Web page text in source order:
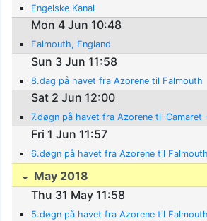
Engelske Kanal
Mon 4 Jun 10:48
Falmouth, England
Sun 3 Jun 11:58
8.dag på havet fra Azorene til Falmouth
Sat 2 Jun 12:00
7.døgn på havet fra Azorene til Camaret
Fri 1 Jun 11:57
6.døgn på havet fra Azorene til Falmouth
May 2018
Thu 31 May 11:58
5.døgn på havet fra Azorene til Falmouth